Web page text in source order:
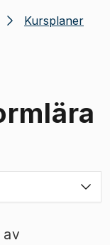
Kursplaner
av